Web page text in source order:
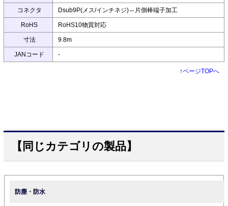
コネクタ Dsub9P(メス/インチネジ)⇔片側棒端子加工
RoHS RoHS10物質対応
寸法 9.8m
JANコード -
↑ページTOPへ
【同じカテゴリの製品】
防塵・防水